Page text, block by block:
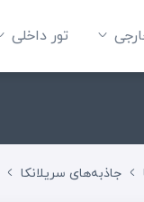
تور داخلی
جاذبه‌های سریلانکا